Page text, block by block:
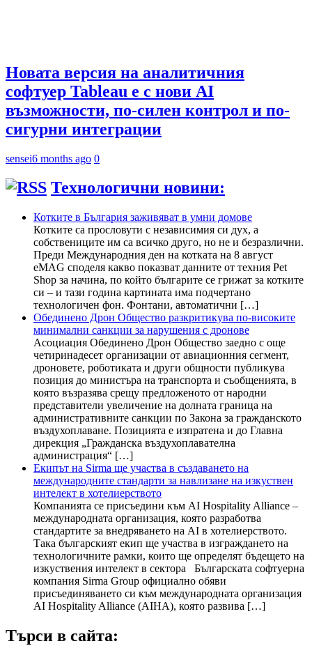
Новата версия на аналитичния
софтуер Tableau е с нови AI
възможности, по-силен контрол и по-
сигурни интеграции
sensei6 months ago 0
Технологични новини:
Котките в България заживяват в умни домове
Котките са прословути с независимия си дух, а
собствениците им са всичко друго, но не и безразлични.
Преди Международния ден на котката на 8 август
eMAG споделя какво показват данните от техния Pet
Shop за начина, по който българите се грижат за котките
си – и тази година картината има подчертано
технологичен фон. Фонтани, автоматични […]
Обединено Дрон Общество разкритикува по-високите
минимални санкции за нарушения с дронове
Асоциация Обединено Дрон Общество заедно с още
четиринадесет организации от авиационния сегмент,
дроновете, роботиката и други общности публикува
позиция до министъра на транспорта и съобщенията, в
която възразява срещу предложеното от народни
представители увеличение на долната граница на
административните санкции по Закона за гражданското
въздухоплаване. Позицията е изпратена и до Главна
дирекция „Гражданска въздухоплавателна
администрация“ […]
Екипът на Sirma ще участва в създаването на
международните стандарти за навлизане на изкуствен
интелект в хотелиерството
Компанията се присъедини към AI Hospitality Alliance –
международната организация, която разработва
стандартите за внедряването на AI в хотелиерството.
Така българският екип ще участва в изграждането на
технологичните рамки, които ще определят бъдещето на
изкуствения интелект в сектора Българската софтуерна
компания Sirma Group официално обяви
присъединяването си към международната организация
AI Hospitality Alliance (AIHA), която развива […]
Търси в сайта: